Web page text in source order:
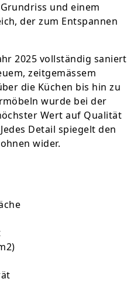
und einem
der zum Entspannen
2025 vollständig saniert
zeitgemässem
die Küchen bis hin zu
wurde bei der
Wert auf Qualität
Detail spiegelt den
wider.